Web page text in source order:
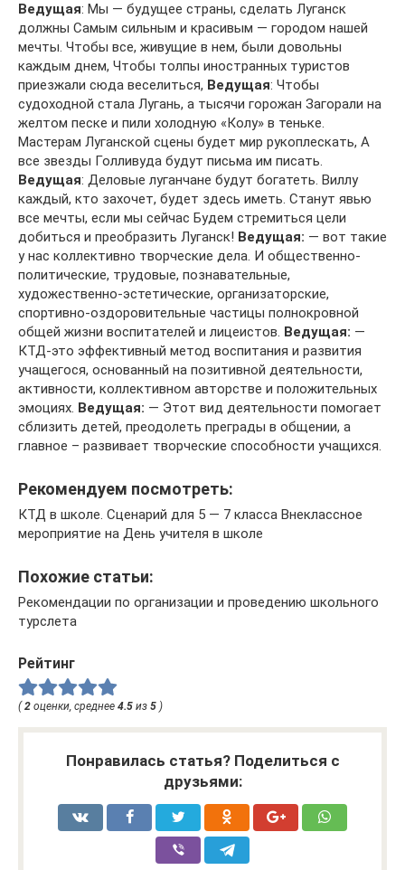
Ведущая: Мы — будущее страны, сделать Луганск
должны Самым сильным и красивым — городом нашей
мечты. Чтобы все, живущие в нем, были довольны
каждым днем, Чтобы толпы иностранных туристов
приезжали сюда веселиться, Ведущая: Чтобы
судоходной стала Лугань, а тысячи горожан Загорали на
желтом песке и пили холодную «Колу» в теньке.
Мастерам Луганской сцены будет мир рукоплескать, А
все звезды Голливуда будут письма им писать.
Ведущая: Деловые луганчане будут богатеть. Виллу
каждый, кто захочет, будет здесь иметь. Станут явью
все мечты, если мы сейчас Будем стремиться цели
добиться и преобразить Луганск! Ведущая: — вот такие
у нас коллективно творческие дела. И общественно-
политические, трудовые, познавательные,
художественно-эстетические, организаторские,
спортивно-оздоровительные частицы полнокровной
общей жизни воспитателей и лицеистов. Ведущая: —
КТД-это эффективный метод воспитания и развития
учащегося, основанный на позитивной деятельности,
активности, коллективном авторстве и положительных
эмоциях. Ведущая: — Этот вид деятельности помогает
сблизить детей, преодолеть преграды в общении, а
главное – развивает творческие способности учащихся.
Рекомендуем посмотреть:
КТД в школе. Сценарий для 5 — 7 класса Внеклассное
мероприятие на День учителя в школе
Похожие статьи:
Рекомендации по организации и проведению школьного
турслета
Рейтинг
(2 оценки, среднее 4.5 из 5 )
Понравилась статья? Поделиться с
друзьями: